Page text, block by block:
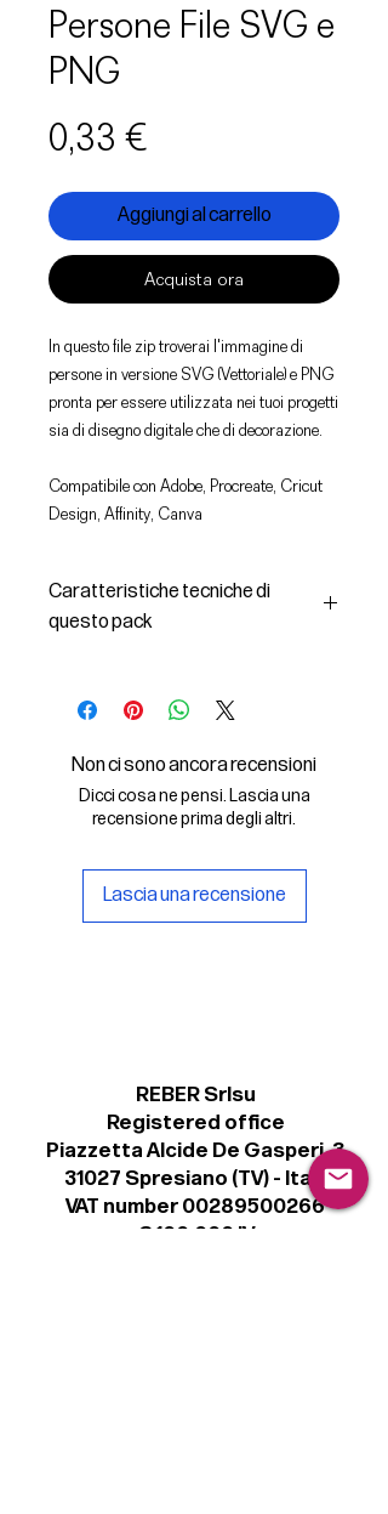
Persone File SVG e
PNG
0,33 €
Aggiungi al carrello
Acquista ora
In questo file zip troverai l'immagine di
persone in versione SVG (Vettoriale) e PNG
pronta per essere utilizzata nei tuoi progetti
sia di disegno digitale che di decorazione.
Compatibile con Adobe, Procreate, Cricut
Design, Affinity, Canva
Caratteristiche tecniche di
questo pack
- le immagini descritte in formato
- la licenza d'uso delle grafiche
Il File SVG è compatibile con Adobe,
Cricut Design, Cricut
Procreate e Affinity
Non ci sono ancora recensioni
Dicci cosa ne pensi. Lascia una
recensione prima degli altri.
Lascia una recensione
REBER Srlsu
Registered office
Piazzetta Alcide De Gasperi, 3
31027 Spresiano (TV) - Italy
VAT number 00289500266
€ 100.000 IV